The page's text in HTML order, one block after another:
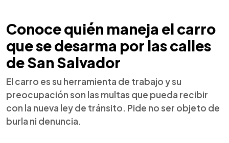
Conoce quién maneja el carro
que se desarma por las calles
de San Salvador
El carro es su herramienta de trabajo y su
preocupación son las multas que pueda recibir
con la nueva ley de tránsito. Pide no ser objeto de
burla ni denuncia.